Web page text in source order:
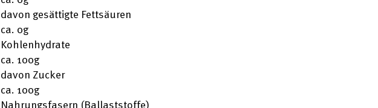
davon gesättigte Fettsäuren
ca. 0g
Kohlenhydrate
ca. 100g
davon Zucker
ca. 100g
Nahrungsfasern (Ballaststoffe)